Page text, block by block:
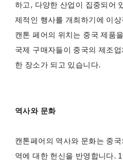
하고, 다양한 산업이 집중되어
제적인 행사를 개최하기에 이
캔톤 페어의 위치는 중국 제품
국제 구매자들이 중국의 제조
한 장소가 되고 있습니다.
역사와문화
캔톤페어의 역사와 문화는 중
역에 대한 헌신을 반영합니다.